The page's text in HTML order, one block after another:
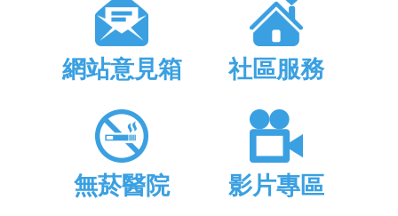
網站意見箱 社區服務
無菸醫院 影片專區